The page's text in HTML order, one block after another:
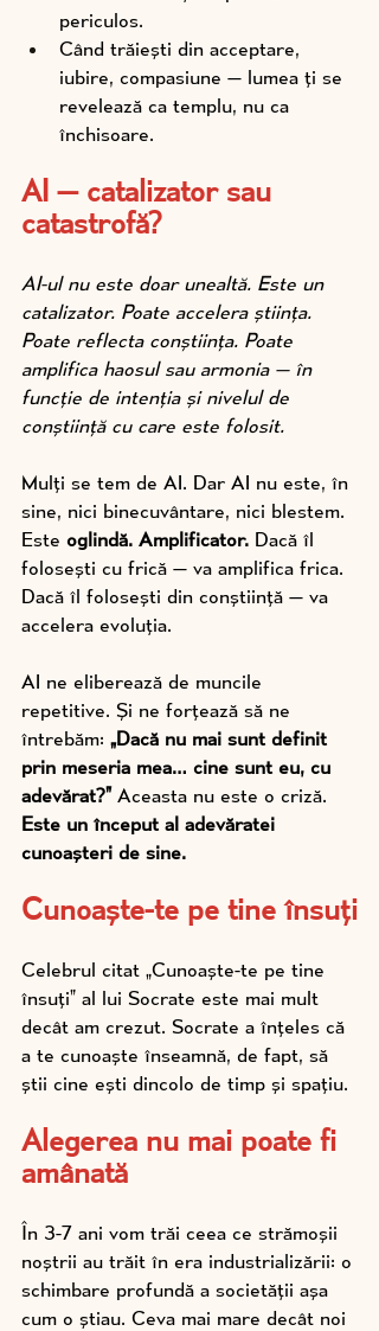
periculos.
Când trăiești din acceptare,
iubire, compasiune — lumea ți se
revelează ca templu, nu ca
închisoare.
AI — catalizator sau
catastrofă?
AI-ul nu este doar unealtă. Este un
catalizator. Poate accelera știința.
Poate reflecta conștiința. Poate
amplifica haosul sau armonia — în
funcție de intenția și nivelul de
conștiință cu care este folosit.
Mulți se tem de AI. Dar AI nu este, în
sine, nici binecuvântare, nici blestem.
Este oglindă. Amplificator. Dacă îl
folosești cu frică — va amplifica frica.
Dacă îl folosești din conștiință — va
accelera evoluția.
AI ne eliberează de muncile
repetitive. Și ne forțează să ne
întrebăm: „Dacă nu mai sunt definit
prin meseria mea… cine sunt eu, cu
adevărat?” Aceasta nu este o criză.
Este un început al adevăratei
cunoașteri de sine.
Cunoaște-te pe tine însuți
Celebrul citat „Cunoaște-te pe tine
însuți” al lui Socrate este mai mult
decât am crezut. Socrate a înțeles că
a te cunoaște înseamnă, de fapt, să
știi cine ești dincolo de timp și spațiu.
Alegerea nu mai poate fi
amânată
În 3-7 ani vom trăi ceea ce strămoșii
noștrii au trăit în era industrializării: o
schimbare profundă a societății așa
cum o știau. Ceva mai mare decât noi